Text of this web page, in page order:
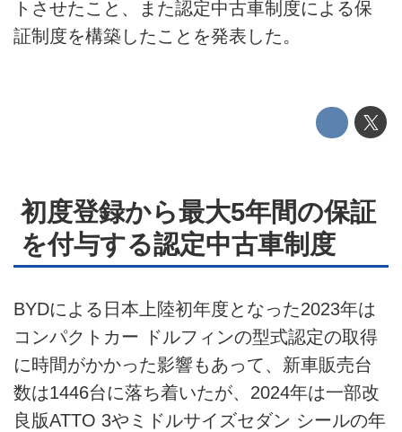
運営会社
お問い合せ
広告掲載について
トさせたこと、また認定中古車制度による保
証制度を構築したことを発表した。
初度登録から最大5年間の保証
を付与する認定中古車制度
BYDによる日本上陸初年度となった2023年は
コンパクトカー ドルフィンの型式認定の取得
に時間がかかった影響もあって、新車販売台
数は1446台に落ち着いたが、2024年は一部改
良版ATTO 3やミドルサイズセダン シールの年